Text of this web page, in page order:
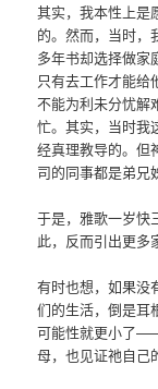
其实，我本性上是
的。然而，当时
多年书却选择做家
只有去工作才能给
不能为利未分忧解
忙。其实，当时我
经真理教导的。但
司的同事都是弟兄
于是，雅歌一岁快
此，反而引出更多
有时也想，如果没
们的生活，倒是耳
可能性就更小了
母，也见证祂自己